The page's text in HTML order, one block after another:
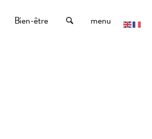
Bien-être menu